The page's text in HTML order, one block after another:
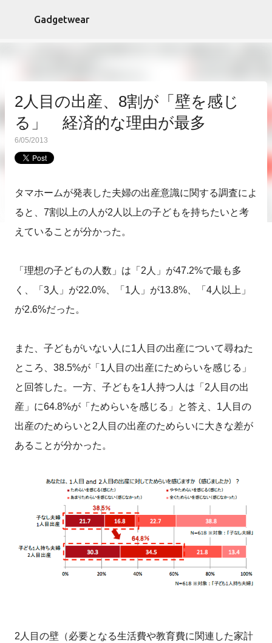
スキップしてメイン コンテンツに移動
Gadgetwear
2人目の出産、8割が「壁を感じ
る」 経済的な理由が最多
6/05/2013
タマホームが発表した夫婦の出産意識に関する調査によ
ると、7割以上の人が2人以上の子どもを持ちたいと考
えていることが分かった。
「理想の子どもの人数」は「2人」が47.2%で最も多
く、「3人」が22.0%、「1人」が13.8%、「4人以上」
が2.6%だった。
また、子どもがいない人に1人目の出産について尋ねた
ところ、38.5%が「1人目の出産にためらいを感じる」
と回答した。一方、子どもを1人持つ人は「2人目の出
産」に64.8%が「ためらいを感じる」と答え、1人目の
出産のためらいと2人目の出産のためらいに大きな差が
あることが分かった。
2人目の壁（必要となる生活費や教育費に関連した家計